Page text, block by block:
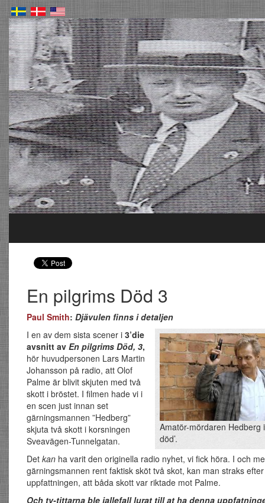
En pilgrims Död 3
Paul Smith: Djävulen finns i detaljen
Amatör-mördaren Hedberg
död’.
I en av dem sista scener i 3’die
avsnitt av En pilgrims Död, 3,
hör huvudpersonen Lars Martin
Johansson på radio, att Olof
Palme är blivit skjuten med två
skott i bröstet. I filmen hade vi i
en scen just innan set
gärningsmannen ”Hedberg”
skjuta två skott i korsningen
Sveavägen-Tunnelgatan.
Det kan ha varit den originella radio nyhet, vi fick höra. I och
gärningsmannen rent faktisk sköt två skot, kan man straks
uppfattningen, att båda skott var riktade mot Palme.
Och tv-tittarna ble iallefall lurat till at ha denna